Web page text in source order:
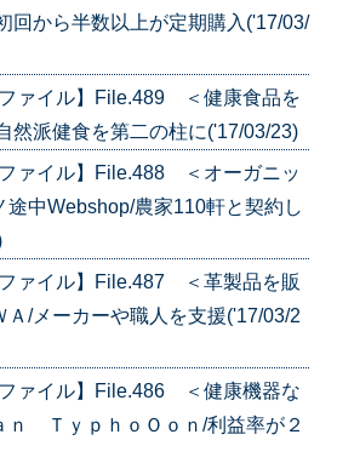
回から半数以上が定期購入('17/03/
ファイル】File.489 ＜健康食品を
然派健食を第二の柱に('17/03/23)
ファイル】File.488 ＜オーガニッ
途中Webshop/農家110軒と契約し
ファイル】File.487 ＜革製品を販
Ａ/メーカーや職人を支援('17/03/2
ファイル】File.486 ＜健康機器な
ｎ ＴｙｐｈｏＯｏｎ/利益率が２